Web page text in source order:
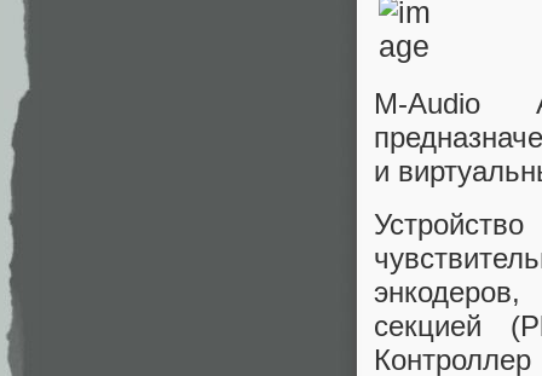
M-Audio
и
секцией